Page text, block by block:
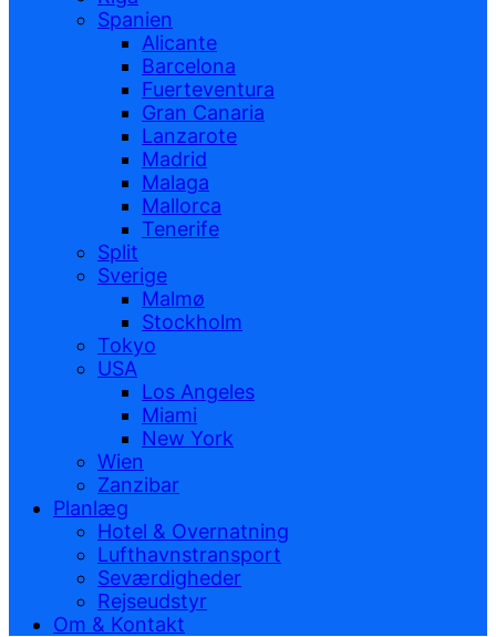
Spanien
Alicante
Barcelona
Fuerteventura
Gran Canaria
Lanzarote
Madrid
Malaga
Mallorca
Tenerife
Split
Sverige
Malmø
Stockholm
Tokyo
USA
Los Angeles
Miami
New York
Wien
Zanzibar
Planlæg
Hotel & Overnatning
Lufthavnstransport
Seværdigheder
Rejseudstyr
Om & Kontakt